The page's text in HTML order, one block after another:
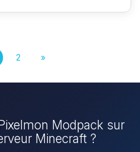
2 »
Modpack sur
Minecraft ?